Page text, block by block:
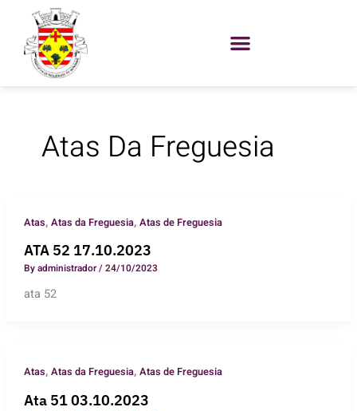
content
Atas Da Freguesia
Atas, Atas da Freguesia, Atas de Freguesia
ATA 52 17.10.2023
Byadministrador/24/10/2023
ata 52
Atas, Atas da Freguesia, Atas de Freguesia
Ata 51 03.10.2023